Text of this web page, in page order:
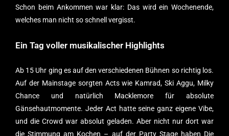
Schon beim Ankommen war klar: Das wird ein Wochenende,
welches man nicht so schnell vergisst.
Ein Tag voller musikalischer Highlights
Ab 15 Uhr ging es auf den verschiedenen Bühnen so richtig los.
Auf der Mainstage sorgten Acts wie Kamrad, Ski Aggu, Milky
Chance und natürlich Macklemore für absolute
Gänsehautmomente. Jeder Act hatte seine ganz eigene Vibe,
und die Crowd war absolut geladen. Aber nicht nur dort war
die Stimmung am Kochen – auf der Party Stage haben Die